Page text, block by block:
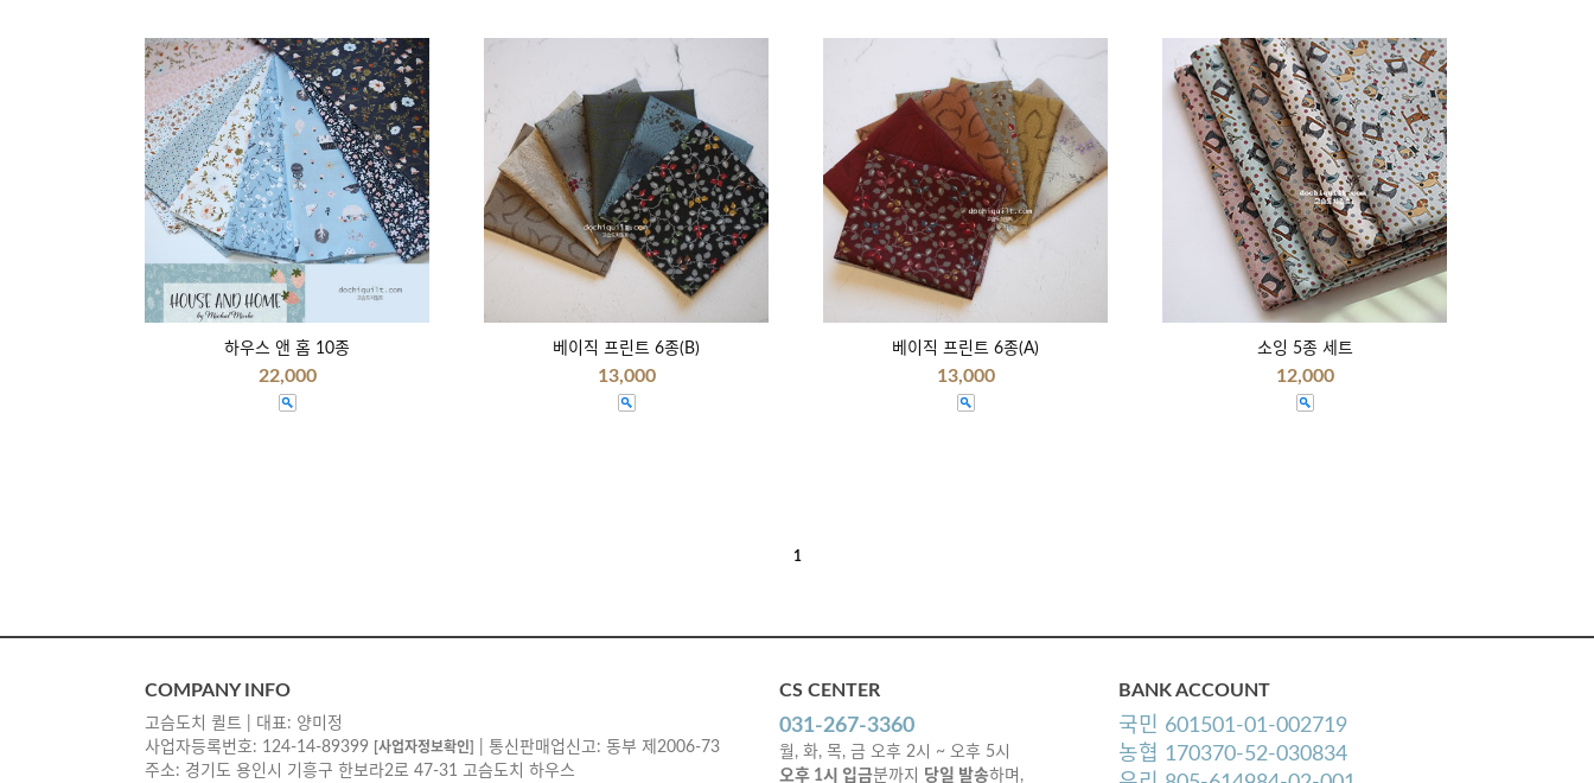
하우스 앤 홈 10종
22,000
베이직 프린트 6종(B)
13,000
베이직 프린트 6종(A)
13,000
소잉 5종 세트
12,000
1
COMPANY INFO
고슴도치 퀼트 | 대표: 양미정
사업자등록번호: 124-14-89399
[사업자정보확인]
| 통신판매업신고: 동부 제2006-73
주소: 경기도 용인시 기흥구 한보라2로 47-31 고슴도치 하우스
CS CENTER
031-267-3360
월, 화, 목, 금 오후 2시 ~ 오후 5시
오후 1시 입금분까지 당일 발송하며,
BANK ACCOUNT
국민 601501-01-002719
농협 170370-52-030834